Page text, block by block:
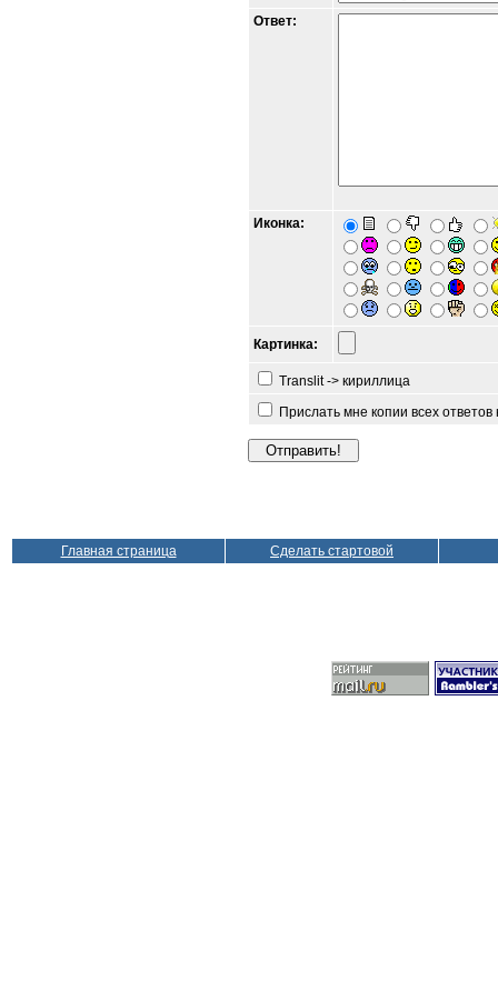
Ответ:
Иконка:
Картинка:
Translit -> кириллица
Прислать мне копии всех
Главная страница Сделать стартовой